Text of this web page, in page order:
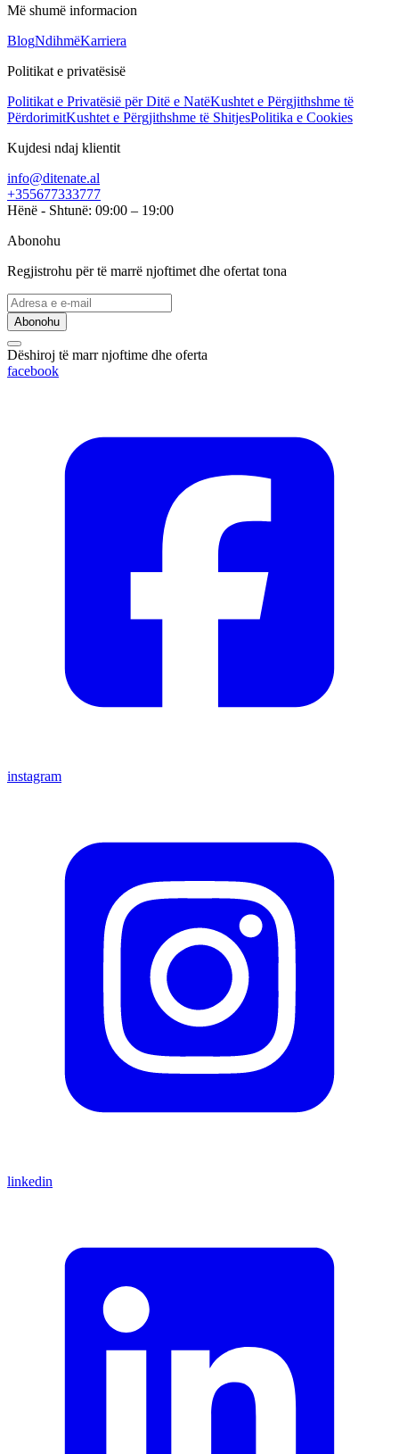
Më shumë informacion
BlogNdihmëKarriera
Politikat e privatësisë
Politikat e Privatësië për Ditë e NatëKushtet e Përgjithshme të
PërdorimitKushtet e Përgjithshme të ShitjesPolitika e Cookies
Kujdesi ndaj klientit
info@ditenate.al
+355677333777
Hënë - Shtunë: 09:00 – 19:00
Abonohu
Regjistrohu për të marrë njoftimet dhe ofertat tona
Abonohu
Dëshiroj të marr njoftime dhe oferta
facebook
instagram
linkedin